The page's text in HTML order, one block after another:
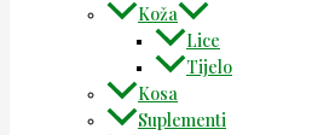
Koža
Lice
Tijelo
Kosa
Suplementi